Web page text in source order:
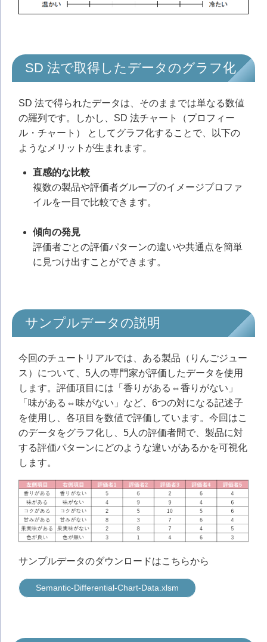
SD 法で取得したデータのグラフ化
SD 法で得られたデータは、そのままでは単なる数値
の羅列です。しかし、SD 法チャート（プロフィー
ル・チャート） としてグラフ化することで、以下の
ようなメリットが生まれます。
直感的な比較
複数の製品や評価者グループのイメージプロファ
イルを一目で比較できます。
傾向の発見
評価者ごとの評価パターンの違いや共通点を簡単
に見つけ出すことができます。
サンプルデータの説明
今回のチュートリアルでは、ある製品（りんごジュー
ス）について、5人の専門家が評価したデータを使用
します。評価項目には「香りがある⇔香りがない」
「味がある⇔味がない」など、6つの対になる記述子
を使用し、各項目を数値で評価しています。今回はこ
のデータをグラフ化し、5人の評価者間で、製品に対
する評価パターンにどのような違いがあるかを可視化
します。
サンプルデータのダウンロードはこちらから
Semantic-Differential-Chart-Data.xlsm